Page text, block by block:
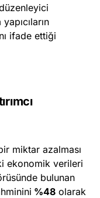
ifade ettiği
miktar azalması
ekonomik verileri
bulunan
%48 olarak